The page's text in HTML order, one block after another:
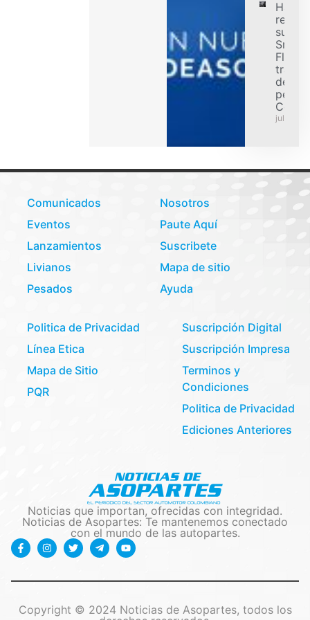
su
Smart
Flex
de
julio 31,
Comunicados
Eventos
Lanzamientos
Livianos
Pesados
Nosotros
Paute Aquí
Suscribete
Mapa de sitio
Ayuda
Politica de Privacidad
Línea Etica
Mapa de Sitio
PQR
Suscripción Digital
Suscripción Impresa
Terminos y
Condiciones
Politica de Privacidad
Ediciones Anteriores
Noticias que importan, ofrecidas con integridad.
Noticias de Asopartes: Te mantenemos conectado
con el mundo de las autopartes.
Copyright © 2024 Noticias de Asopartes, todos los